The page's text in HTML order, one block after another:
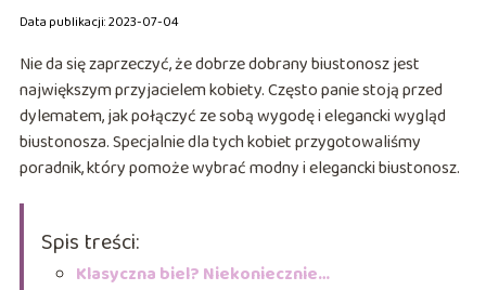
Data publikacji: 2023-07-04
Nie da się zaprzeczyć, że dobrze dobrany biustonosz jest
największym przyjacielem kobiety. Często panie stoją przed
dylematem, jak połączyć ze sobą wygodę i elegancki wygląd
biustonosza. Specjalnie dla tych kobiet przygotowaliśmy
poradnik, który pomoże wybrać modny i elegancki biustonosz.
Spis treści:
Klasyczna biel? Niekoniecznie…